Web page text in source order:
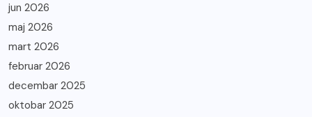
jun 2026
maj 2026
mart 2026
februar 2026
decembar 2025
oktobar 2025